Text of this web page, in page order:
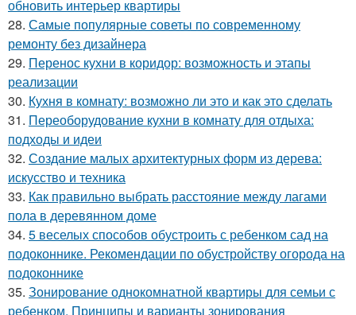
обновить интерьер квартиры
28. Самые популярные советы по современному
ремонту без дизайнера
29. Перенос кухни в коридор: возможность и этапы
реализации
30. Кухня в комнату: возможно ли это и как это сделать
31. Переоборудование кухни в комнату для отдыха:
подходы и идеи
32. Создание малых архитектурных форм из дерева:
искусство и техника
33. Как правильно выбрать расстояние между лагами
пола в деревянном доме
34. 5 веселых способов обустроить с ребенком сад на
подоконнике. Рекомендации по обустройству огорода на
подоконнике
35. Зонирование однокомнатной квартиры для семьи с
ребенком. Принципы и варианты зонирования